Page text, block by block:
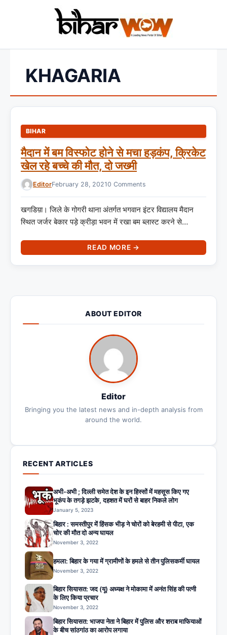
KHAGARIA
BIHAR
मैदान में बम विस्फोट होने से मचा हड़कंप, क्रिकेट
खेल रहे बच्चे की मौत, दो जख्मी
EditorFebruary 28, 20210 Comments
खगडिय़ा। जिले के गोगरी थाना अंतर्गत भगवान इंटर विद्यालय मैदान
स्थित जर्जर बेकार पड़े क्रीड़ा भवन में रखा बम ब्लास्ट करने से…
READ MORE →
ABOUT EDITOR
Editor
Bringing you the latest news and in-depth analysis from
around the world.
RECENT ARTICLES
अभी-अभी ; दिल्ली समेत देश के इन हिस्सों में महसूस किए गए
भूकंप के तगड़े झटके, दहशत में घरों से बाहर निकले लोग
January 5, 2023
बिहार : समस्तीपुर में हिंसक भीड़ ने चोरों को बेरहमी से पीटा, एक
चोर की मौत दो अन्य घायल
November 3, 2022
हमला: बिहार के गया में ग्रामीणों के हमले से तीन पुलिसकर्मी घायल
November 3, 2022
बिहार सियासत: जद (यू) अध्यक्ष ने मोकामा में अनंत सिंह की पत्नी
के लिए किया प्रचार
November 3, 2022
बिहार सियासत: भाजपा नेता ने बिहार में पुलिस और शराब माफियाओं
के बीच सांठगांठ का आरोप लगाया